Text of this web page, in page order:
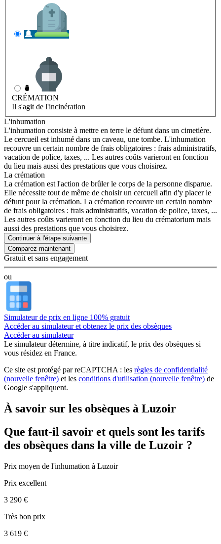
CRÉMATION
Il s'agit de l'incinération
L'inhumation
L'inhumation consiste à mettre en terre le défunt dans un cimetière.
Le cercueil est inhumé dans un caveau, une tombe. L'inhumation
recouvre un certain nombre de frais obligatoires : frais administratifs,
vacation de police, taxes, ... Les autres coûts varieront en fonction
du lieu mais aussi des prestations que vous choisirez.
La crémation
La crémation est l'action de brûler le corps de la personne disparue.
Elle nécessite tout de même de choisir un cercueil afin d'y placer le
défunt pour la crémation. La crémation recouvre un certain nombre
de frais obligatoires : frais administratifs, vacation de police, taxes, ...
Les autres coûts varieront en fonction du lieu du crématorium mais
aussi des prestations que vous choisirez.
Continuer à l'étape suivante
Gratuit et sans engagement
ou
Simulateur de prix en ligne 100% gratuit
Accéder au simulateur et obtenez le prix des obsèques
Accéder au simulateur
Le simulateurdétermine, à titre indicatif, le prix des obsèques si
vous résidez en France.
Ce site est protégé par reCAPTCHA : les règles de confidentialité
(nouvelle fenêtre) et les conditions d'utilisation (nouvelle fenêtre) de
Google s'appliquent.
À savoir sur les obsèques à Luzoir
Que faut-il savoir et quels sont les tarifs
des obsèques dans la ville de Luzoir ?
Prix moyen de l'inhumation à Luzoir
Prix excellent
3 290 €
Très bon prix
3 619 €